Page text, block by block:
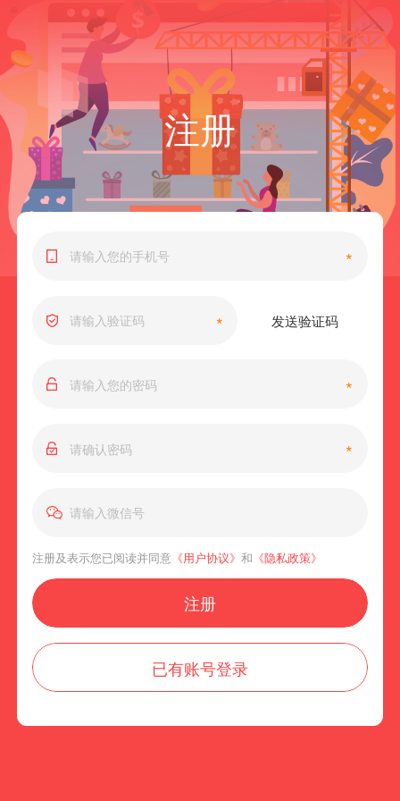
注册
*
* 发送验证码
*
*
注册及表示您已阅读并同意 《用户协议》 和 《隐私政策》
注册
已有账号登录